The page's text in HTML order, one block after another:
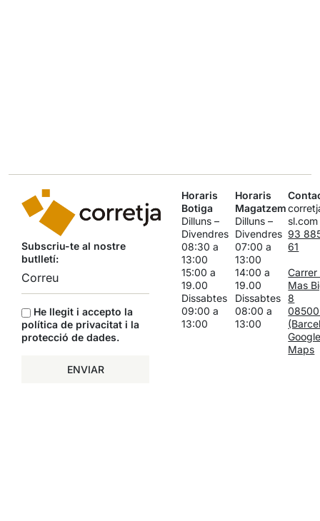
Subscriu-te al nostre
butlletí:
He llegit i accepto la
política de privacitat i la
protecció de dades.
ENVIAR
Horaris
Botiga
Dilluns –
Divendres
08:30 a
13:00
15:00 a
19.00
Dissabtes
09:00 a
13:00
Horaris
Magatzem
Dilluns –
Divendres
07:00 a
13:00
14:00 a
19.00
Dissabtes
08:00 a
13:00
sl.com
93
61
Carrer
Mas
8
Maps